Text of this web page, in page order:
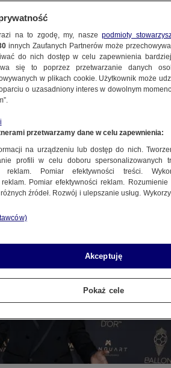
ŚWIAT
z kłopotami
6.11.2025, 12:46
artykułu
lektor AI
na to zgodę, my, naszepodmioty
innych Zaufanych Partnerów może
do nich dostęp w celu zapewnienia
się to poprzez przetwarzanie danych
w plikach cookie. Użytkownik może
o uzasadniony interes w dowolnym
przetwarzamy dane w celu zapewnienia:
na urządzeniu lub dostęp do nich.
profili w celu doboru spersonalizowanych
reklam. Pomiar efektywności treści.
Pomiar efektywności reklam.
źródeł. Rozwój i ulepszanie usług.
Akceptuję
Pokaż cele